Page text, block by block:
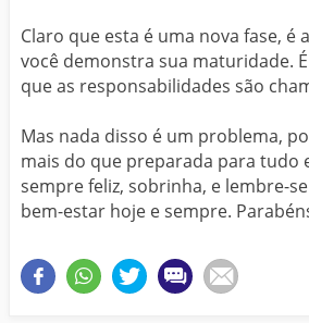
Claro que esta é uma nova fase, é
você demonstra sua maturidade.
que as responsabilidades são
Mas nada disso é um problema,
mais do que preparada para tudo
sempre feliz, sobrinha, e lembre-
bem-estar hoje e sempre.